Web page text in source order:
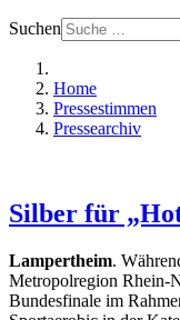
Suchen
Home
Pressestimmen
Pressearchiv
Silber für
Lampertheim.
Metropolregion Rhein-
Bundesfinale im